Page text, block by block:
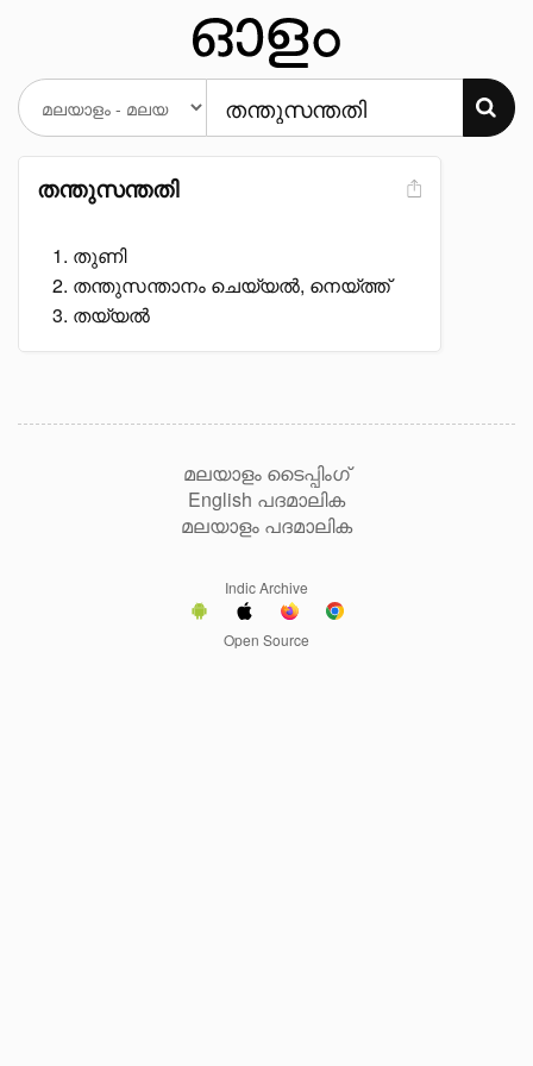
തന്തുസന്തതി
തുണി
തന്തുസന്താനം ചെയ്യൽ, നെയ്ത്ത്
തയ്യൽ
മലയാളം ടൈപ്പിംഗ്
English പദമാലിക
മലയാളം പദമാലിക
Indic Archive
Open Source